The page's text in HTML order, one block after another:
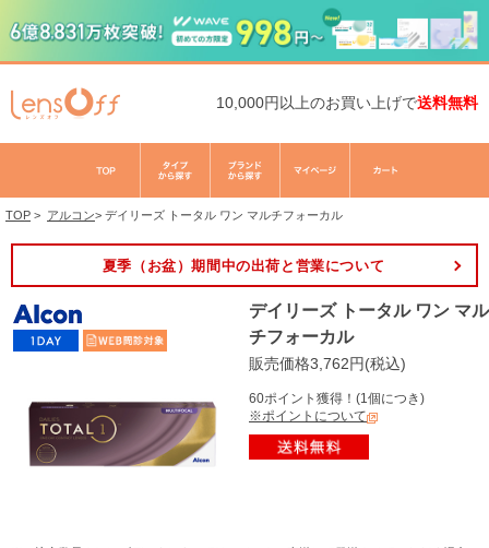
10,000円以上のお買い上げで送料無料
TOP > アルコン> デイリーズ トータル ワン マルチフォーカル
夏季（お盆）期間中の出荷と営業について
デイリーズ トータル ワン マル
チフォーカル
販売価格3,762円(税込)
60ポイント獲得！(1個につき)
※ポイントについて